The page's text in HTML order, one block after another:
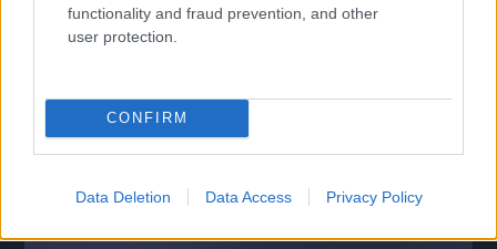
functionality and fraud prevention, and other
user protection.
CONFIRM
Data Deletion Data Access Privacy Policy
Kuznyecov Szergej két év után, az NB III-ban tér vissza
A korábbi sajtóértesüléseknek megfelelően a Békéscsaba 1912
|
Hírek